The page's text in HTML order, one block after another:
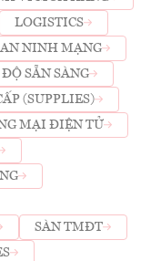
LOGISTICS
NINH MẠNG
SẴN SÀNG
(SUPPLIES)
MẠI ĐIỆN TỬ
SÀN TMĐT